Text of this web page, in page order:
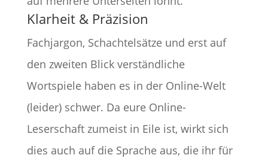
Klarheit & Präzision
Fachjargon, Schachtelsätze und erst auf
den zweiten Blick verständliche
Wortspiele haben es in der Online-Welt
(leider) schwer. Da eure Online-
Leserschaft zumeist in Eile ist, wirkt sich
dies auch auf die Sprache aus, die ihr für